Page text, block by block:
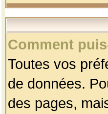
Comment
Toutes vos
de données.
des pages,